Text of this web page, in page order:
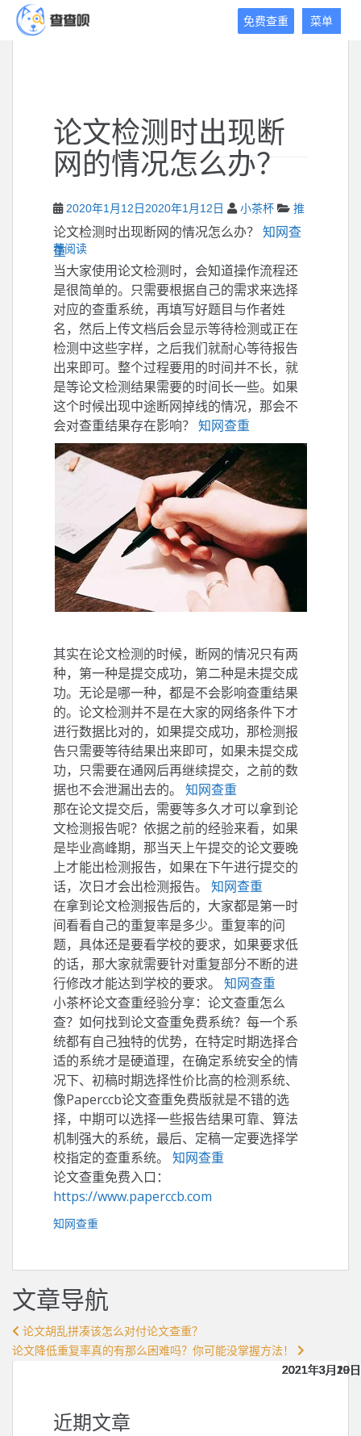
菜单
免费查重
论文检测时出现断
网的情况怎么办？
2020年1月12日 2020年1月12日 小茶杯 推
荐阅读
论文检测时出现断网的情况怎么办？ 知网查
重
当大家使用论文检测时，会知道操作流程还
是很简单的。只需要根据自己的需求来选择
对应的查重系统，再填写好题目与作者姓
名，然后上传文档后会显示等待检测或正在
检测中这些字样，之后我们就耐心等待报告
出来即可。整个过程要用的时间并不长，就
是等论文检测结果需要的时间长一些。如果
这个时候出现中途断网掉线的情况，那会不
会对查重结果存在影响？ 知网查重
其实在论文检测的时候，断网的情况只有两
种，第一种是提交成功，第二种是未提交成
功。无论是哪一种，都是不会影响查重结果
的。论文检测并不是在大家的网络条件下才
进行数据比对的，如果提交成功，那检测报
告只需要等待结果出来即可，如果未提交成
功，只需要在通网后再继续提交，之前的数
据也不会泄漏出去的。 知网查重
那在论文提交后，需要等多久才可以拿到论
文检测报告呢？依据之前的经验来看，如果
是毕业高峰期，那当天上午提交的论文要晚
上才能出检测报告，如果在下午进行提交的
话，次日才会出检测报告。 知网查重
在拿到论文检测报告后的，大家都是第一时
间看看自己的重复率是多少。重复率的问
题，具体还是要看学校的要求，如果要求低
的话，那大家就需要针对重复部分不断的进
行修改才能达到学校的要求。 知网查重
小茶杯论文查重经验分享：论文查重怎么
查？如何找到论文查重免费系统？每一个系
统都有自己独特的优势，在特定时期选择合
适的系统才是硬道理，在确定系统安全的情
况下、初稿时期选择性价比高的检测系统、
像Paperccb论文查重免费版就是不错的选
择，中期可以选择一些报告结果可靠、算法
机制强大的系统，最后、定稿一定要选择学
校指定的查重系统。 知网查重
论文查重免费入口：
https://www.paperccb.com
知网查重
文章导航
论文胡乱拼凑该怎么对付论文查重？
论文降低重复率真的有那么困难吗？你可能没掌握方法！
近期文章
2021年3月20日
2021年3月20日
2021年3月20日
2021年3月20日
2021年3月20日
2021年3月19日
2021年3月19日
2021年3月19日
2021年3月19日
2021年3月19日